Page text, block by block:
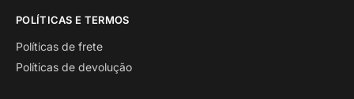
POLÍTICAS E TERMOS
Políticas de frete
Políticas de devolução